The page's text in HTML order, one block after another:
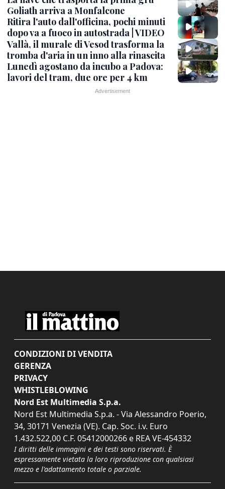
Goliath arriva a Monfalcone
Ritira l'auto dall'officina, pochi minuti
dopo va a fuoco in autostrada | VIDEO
Vallà, il murale di Vesod trasforma la
tromba d'aria in un inno alla rinascita
Lunedì agostano da incubo a Padova:
lavori del tram, due ore per 4 km
CONDIZIONI DI VENDITA
GERENZA
PRIVACY
WHISTLEBLOWING
Nord Est Multimedia S.p.a.
Nord Est Multimedia S.p.a. - Via Alessandro Poerio,
34, 30171 Venezia (VE). Cap. Soc. i.v. Euro
1.432.522,00 C.F. 05412000266 e REA VE-454332
I diritti delle immagini e dei testi sono riservati. È
espressamente vietata la loro riproduzione con qualsiasi
mezzo e l'adattamento totale o parziale.